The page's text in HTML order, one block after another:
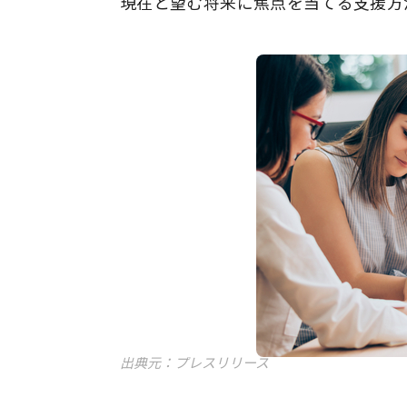
出典元：プレスリリース